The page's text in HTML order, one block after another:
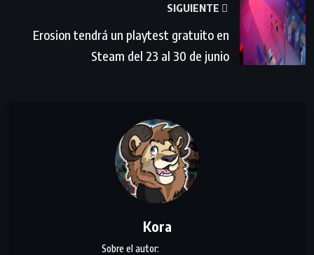
SIGUIENTE
Erosion tendrá un playtest gratuito en
Steam del 23 al 30 de junio
Kora